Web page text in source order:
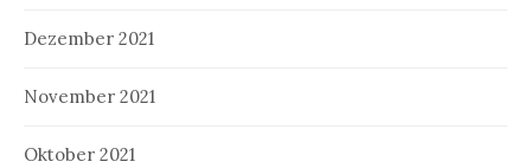
Dezember 2021
November 2021
Oktober 2021